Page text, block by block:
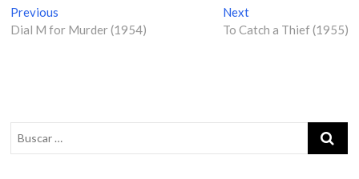
N
a
g
a
Previous
r
p
Dial M for Murder (1954)
NextN
e
:
To Catch a Thief (1955)